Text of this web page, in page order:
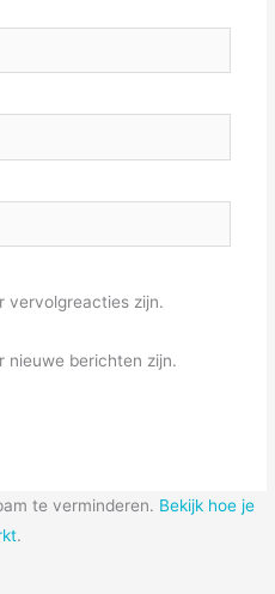
vervolgreacties zijn.
nieuwe berichten zijn.
te verminderen. Bekijk hoe je
.